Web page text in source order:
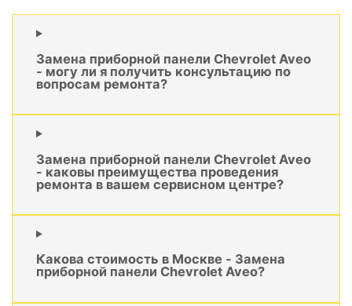
Замена приборной панели Chevrolet Aveo
- могу ли я получить консультацию по
вопросам ремонта?
Замена приборной панели Chevrolet Aveo
- каковы преимущества проведения
ремонта в вашем сервисном центре?
Какова стоимость в Москве - Замена
приборной панели Chevrolet Aveo?